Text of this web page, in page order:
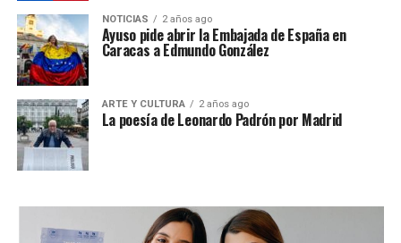
NOTICIAS 2 años ago
Ayuso pide abrir la Embajada de España en
Caracas a Edmundo González
ARTE Y CULTURA 2 años ago
La poesía de Leonardo Padrón por Madrid